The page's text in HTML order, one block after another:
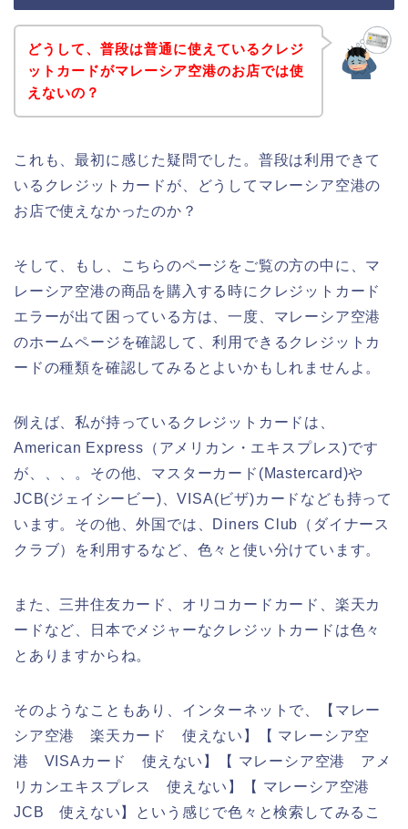
どうして、普段は普通に使えているクレジ
ットカードがマレーシア空港のお店では使
えないの？
これも、最初に感じた疑問でした。普段は利用できて
いるクレジットカードが、どうしてマレーシア空港の
お店で使えなかったのか？
そして、もし、こちらのページをご覧の方の中に、マ
レーシア空港の商品を購入する時にクレジットカード
エラーが出て困っている方は、一度、マレーシア空港
のホームページを確認して、利用できるクレジットカ
ードの種類を確認してみるとよいかもしれませんよ。
例えば、私が持っているクレジットカードは、
American Express（アメリカン・エキスプレス)です
が、、、。その他、マスターカード(Mastercard)や
JCB(ジェイシービー)、VISA(ビザ)カードなども持って
います。その他、外国では、Diners Club（ダイナース
クラブ）を利用するなど、色々と使い分けています。
また、三井住友カード、オリコカードカード、楽天カ
ードなど、日本でメジャーなクレジットカードは色々
とありますからね。
そのようなこともあり、インターネットで、【マレー
シア空港 楽天カード 使えない】【 マレーシア空
港 VISAカード 使えない】【 マレーシア空港 アメ
リカンエキスプレス 使えない】【 マレーシア空港
JCB 使えない】という感じで色々と検索してみるこ